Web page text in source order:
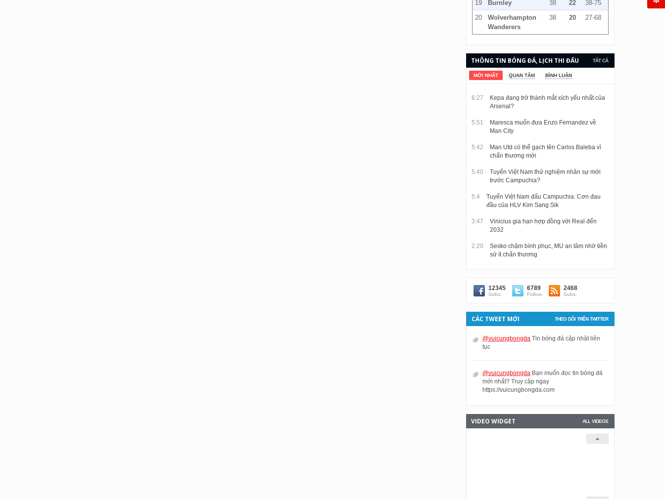
19 Burnley 38 22
38-75
20
Wolverhampton
Wanderers
38 20 27-68
TẤT CẢ
THÔNG TIN BÓNG ĐÁ, LỊCH THI ĐẤU
VÀ KẾT QUẢ CẬP NHẬT LIÊN TỤC.
MỚI NHẤT QUAN TÂM BÌNH LUẬN
6:27
Kepa đang trở thành mắt xích yếu nhất của
Arsenal?
5:51
Maresca muốn đưa Enzo Fernandez về
Man City
5:42
Man Utd có thể gạch tên Carlos Baleba vì
chấn thương mới
5:40
Tuyển Việt Nam thử nghiệm nhân sự mới
trước Campuchia?
5:4
Tuyển Việt Nam đấu Campuchia: Cơn đau
đầu của HLV Kim Sang Sik
3:47
Vinicius gia hạn hợp đồng với Real đến
2032
2:20
Sesko chậm bình phục, MU an tâm nhờ tiền
sử ít chấn thương
12345
Subs.
6789
Follow.
2468
Subs.
THEO DÕI TRÊN TWITTER
CÁC TWEET MỚI
@vuicungbongda Tin bóng đá cập nhật liên
tục
@vuicungbongda Bạn muốn đọc tin bóng đá
mới nhất? Truy cập ngay
https://vuicungbongda.com
ALL VIDEOS
VIDEO WIDGET